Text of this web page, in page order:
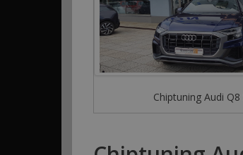
Chiptuning Audi